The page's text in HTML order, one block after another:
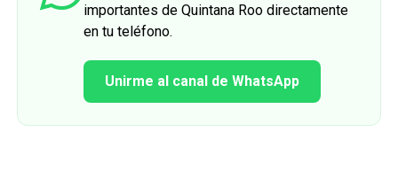
importantes de Quintana Roo directamente
en tu teléfono.
Unirme al canal de WhatsApp